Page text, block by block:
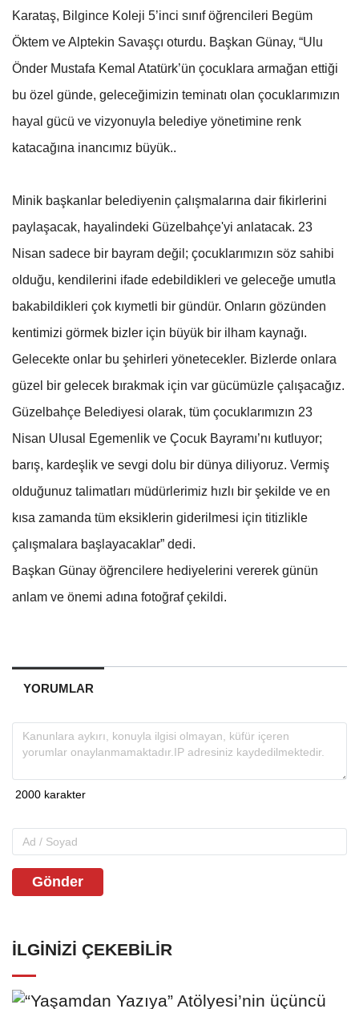
Karataş, Bilgince Koleji 5’inci sınıf öğrencileri Begüm
Öktem ve Alptekin Savaşçı oturdu. Başkan Günay, “Ulu
Önder Mustafa Kemal Atatürk’ün çocuklara armağan ettiği
bu özel günde, geleceğimizin teminatı olan çocuklarımızın
hayal gücü ve vizyonuyla belediye yönetimine renk
katacağına inancımız büyük..
Minik başkanlar belediyenin çalışmalarına dair fikirlerini
paylaşacak, hayalindeki Güzelbahçe'yi anlatacak. 23
Nisan sadece bir bayram değil; çocuklarımızın söz sahibi
olduğu, kendilerini ifade edebildikleri ve geleceğe umutla
bakabildikleri çok kıymetli bir gündür. Onların gözünden
kentimizi görmek bizler için büyük bir ilham kaynağı.
Gelecekte onlar bu şehirleri yönetecekler. Bizlerde onlara
güzel bir gelecek bırakmak için var gücümüzle çalışacağız.
Güzelbahçe Belediyesi olarak, tüm çocuklarımızın 23
Nisan Ulusal Egemenlik ve Çocuk Bayramı’nı kutluyor;
barış, kardeşlik ve sevgi dolu bir dünya diliyoruz. Vermiş
olduğunuz talimatları müdürlerimiz hızlı bir şekilde ve en
kısa zamanda tüm eksiklerin giderilmesi için titizlikle
çalışmalara başlayacaklar” dedi.
Başkan Günay öğrencilere hediyelerini vererek günün
anlam ve önemi adına fotoğraf çekildi.
YORUMLAR
Gönder
İLGINIZI ÇEKEBILIR